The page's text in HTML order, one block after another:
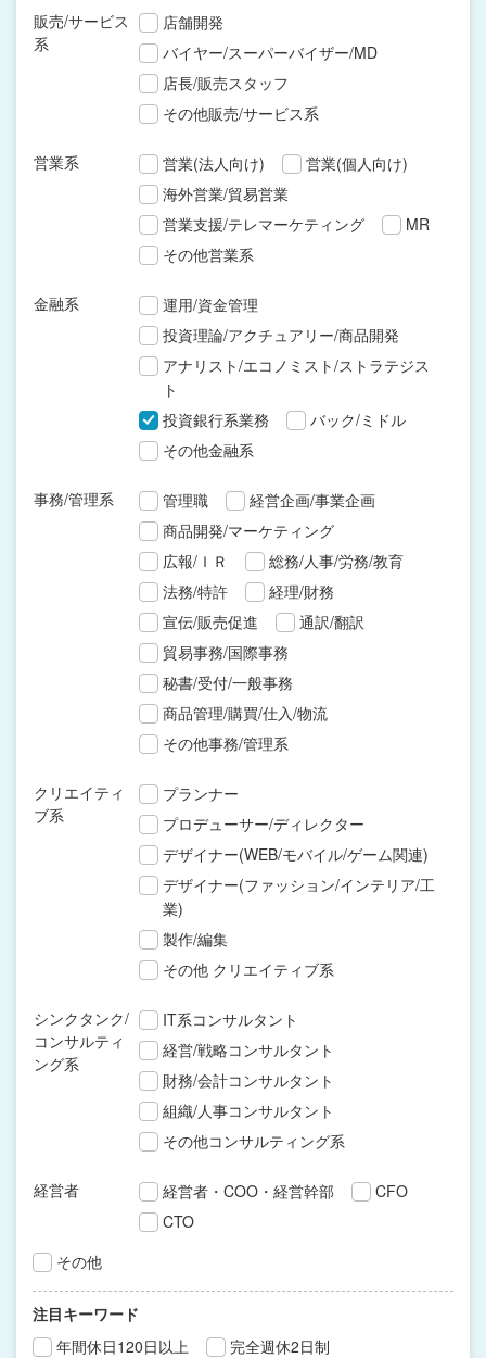
販売/サービス
系
店舗開発
バイヤー/スーパーバイザー/MD
店長/販売スタッフ
その他販売/サービス系
営業系 営業(法人向け)
営業(個人向け)
海外営業/貿易営業
営業支援/テレマーケティング
MR
その他営業系
金融系
運用/資金管理
投資理論/アクチュアリー/商品開発
アナリスト/エコノミスト/ストラテジス
ト
投資銀行系業務
バック/ミドル
その他金融系
事務/管理系 管理職
経営企画/事業企画
商品開発/マーケティング
広報/ＩＲ
総務/人事/労務/教育
法務/特許
経理/財務
宣伝/販売促進
通訳/翻訳
貿易事務/国際事務
秘書/受付/一般事務
商品管理/購買/仕入/物流
その他事務/管理系
クリエイティ
ブ系
プランナー
プロデューサー/ディレクター
デザイナー(WEB/モバイル/ゲーム関連)
デザイナー(ファッション/インテリア/工
業)
製作/編集
その他 クリエイティブ系
シンクタンク/
コンサルティ
ング系
IT系コンサルタント
経営/戦略コンサルタント
財務/会計コンサルタント
組織/人事コンサルタント
その他コンサルティング系
経営者 経営者・COO・経営幹部
CFO
CTO
その他
注目キーワード
年間休日120日以上
完全週休2日制